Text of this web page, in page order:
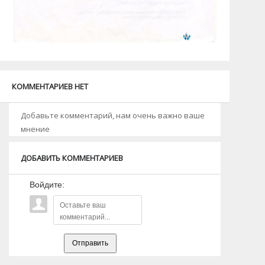
КОММЕНТАРИЕВ НЕТ
Добавьте комментарий, нам очень важно ваше
мнение
ДОБАВИТЬ КОММЕНТАРИЕВ
Войдите:
Отправить